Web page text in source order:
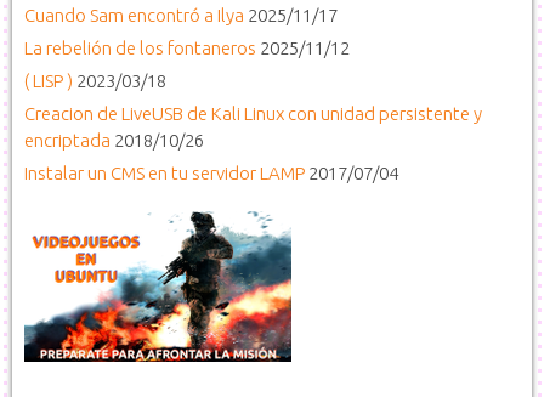
Cuando Sam encontró a Ilya 2025/11/17
La rebelión de los fontaneros 2025/11/12
( LISP ) 2023/03/18
Creacion de LiveUSB de Kali Linux con unidad persistente y
encriptada 2018/10/26
Instalar un CMS en tu servidor LAMP 2017/07/04